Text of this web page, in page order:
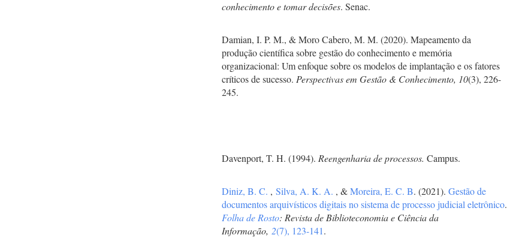
conhecimento e tomar decisões. Senac.
Damian, I. P. M., & Moro Cabero, M. M. (2020). Mapeamento da
produção científica sobre gestão do conhecimento e memória
organizacional: Um enfoque sobre os modelos de implantação e os fatores
críticos de sucesso.Perspectivas em Gestão & Conhecimento, 10(3), 226-
245.
Davenport, T. H. (1994).Reengenharia de processos.Campus.
Diniz, B. C. ,Silva, A. K. A. , &Moreira, E. C. B. (2021).Gestão de
documentos arquivísticos digitais no sistema de processo judicial eletrônico.
Folha de Rosto: Revista de Biblioteconomia e Ciência da
Informação,2(7), 123-141.